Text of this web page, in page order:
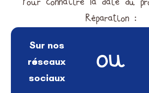
Pour connaître la date du
Réparation :
Sur nos
réseaux
sociaux
ou